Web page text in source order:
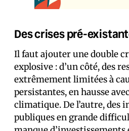
Des crises pré-
Il faut ajouter une double
explosive : d’un côté, des
extrêmement limitées à
persistantes, en hausse
climatique. De l’autre, des
publiques en grande